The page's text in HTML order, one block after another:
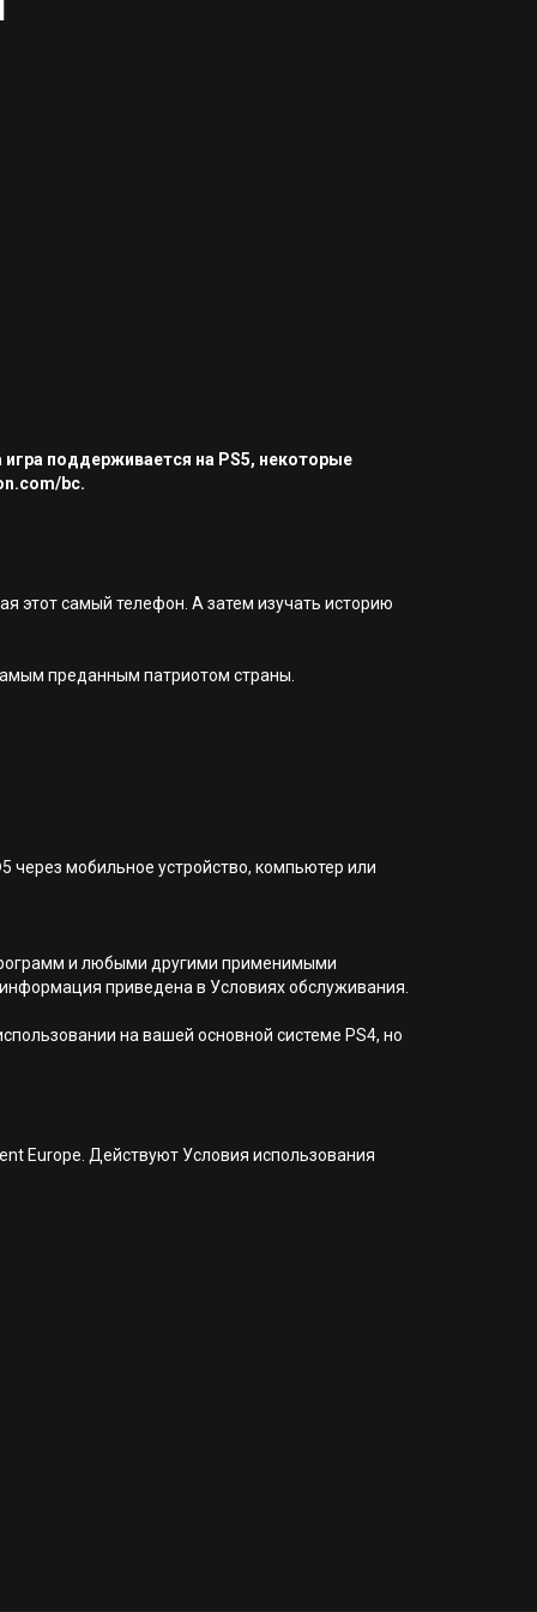
поддерживается на PS5, некоторые
bc.
этот самый телефон. А затем изучать историю
преданным патриотом страны.
через мобильное устройство, компьютер или
и любыми другими применимыми
приведена в Условиях обслуживания.
на вашей основной системе PS4, но
Europe. Действуют Условия использования